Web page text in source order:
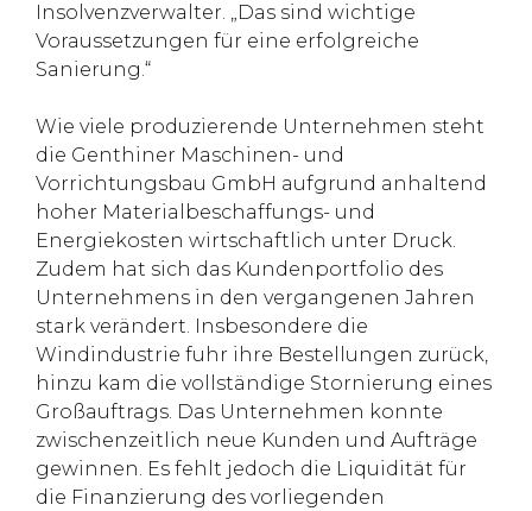
Insolvenzverwalter. „Das sind wichtige
Voraussetzungen für eine erfolgreiche
Sanierung.“
Wie viele produzierende Unternehmen steht
die Genthiner Maschinen- und
Vorrichtungsbau GmbH aufgrund anhaltend
hoher Materialbeschaffungs- und
Energiekosten wirtschaftlich unter Druck.
Zudem hat sich das Kundenportfolio des
Unternehmens in den vergangenen Jahren
stark verändert. Insbesondere die
Windindustrie fuhr ihre Bestellungen zurück,
hinzu kam die vollständige Stornierung eines
Großauftrags. Das Unternehmen konnte
zwischenzeitlich neue Kunden und Aufträge
gewinnen. Es fehlt jedoch die Liquidität für
die Finanzierung des vorliegenden